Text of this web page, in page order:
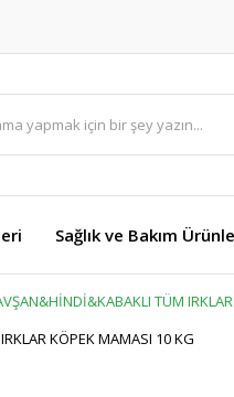
Sağlık ve Bakım
TÜM